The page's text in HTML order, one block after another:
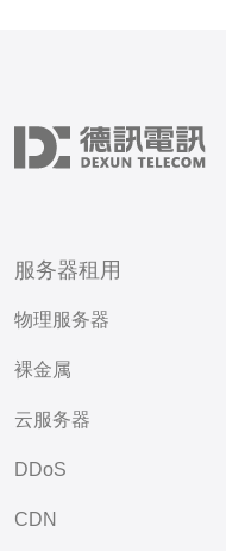
服务器租用
物理服务器
裸金属
云服务器
DDoS
CDN